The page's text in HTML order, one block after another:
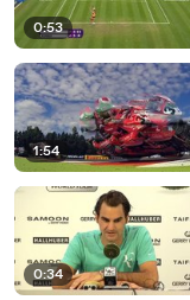
0:53
1:54
0:34